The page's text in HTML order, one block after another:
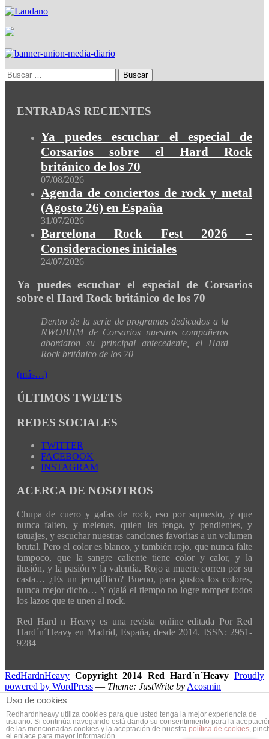
ENTRADAS RECIENTES
Ya puedes escuchar el especial de
Corsarios sobre el Hard Rock
británico de los 70
07/08/2026
Agenda de conciertos de rock y metal
(Agosto 26) en España
31/07/2026
Barcelona Rock Fest 2026 –
Consideraciones iniciales
24/07/2026
Ya puedes escuchar el especial de Corsarios
sobre el Hard Rock británico de los 70
Dentro de la serie de programas dedicados a la
NWOBHM de Corsarios nuestros compañeros
abordaron su principal antecedente, el Hard
Rock británico de los 70
(más…)
ÚLTIMOS TWEETS
REDES SOCIALES
TWITTER
FACEBOOK
INSTAGRAM
ACERCA DE NOSOTROS
Chupa de cuero y gafas de rock, eso por supuesto, y que
nunca falten, y melenas, quien las tenga, y pendientes, y
tatuajes, y escuchar nuestras canciones favoritas a un volumen
brutal. Pero el color es blanco, y también rojo, que nunca falte
tampoco, que la sangre caliente tiene color y calor, y la
ilusión, y la pasión y la valentía. Rojo a muerte corren por su
casta… ¿Es un jeroglífico? Bueno, para gustos los colores,
nunca mejor dicho… Y ojalá el tiempo no logre romper todos
los lazos que te unen al rock.
Red Hard n Heavy es una revista online editada Por Red
Hard´n´Heavy en Madrid, España, desde 2014. ISSN: 2951-
9284
RedHardnHeavy Copyright 2014 Red Hard´n´Heavy Proudly
powered by WordPress — Theme: JustWrite by Acosmin
Uso de cookies
Redhardnheavy utiliza cookies para que usted tenga la mejor experiencia de
usuario. Si continúa navegando está dando su consentimiento para la
de las mencionadas cookies y la aceptación de nuestra política de cookies ,
el enlace para mayor información.